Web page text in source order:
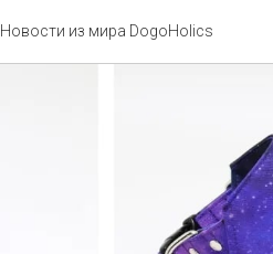
Новости из мира DogoHolics